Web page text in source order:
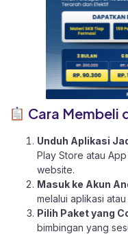
Cara Membeli
Unduh Aplikasi
Play Store atau
website.
Masuk ke Akun
melalui aplikasi atau
Pilih Paket yang
bimbingan yang